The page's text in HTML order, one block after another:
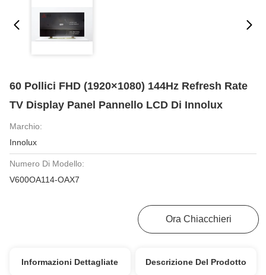
60 Pollici FHD (1920×1080) 144Hz Refresh Rate
TV Display Panel Pannello LCD Di Innolux
Marchio:
Innolux
Numero Di Modello:
V600OA114-OAX7
Ora Chiacchieri
Informazioni Dettagliate Descrizione Del Prodotto